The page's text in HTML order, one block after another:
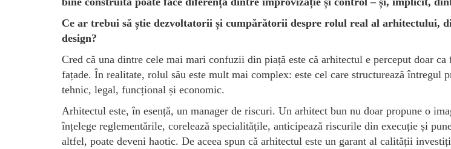
Ce ar trebui să știe dezvoltatorii și cumpărătorii despre rolul real al arhitectului,
design?
Cred că una dintre cele mai mari confuzii din piață este că arhitectul e perceput doar ca
fațade. În realitate, rolul său este mult mai complex: este cel care structurează întregul
tehnic, legal, funcțional și economic.
Arhitectul este, în esență, un manager de riscuri. Un arhitect bun nu doar propune o
înțelege reglementările, corelează specialitățile, anticipează riscurile din execuție și
altfel, poate deveni haotic. De aceea spun că arhitectul este un garant al calității